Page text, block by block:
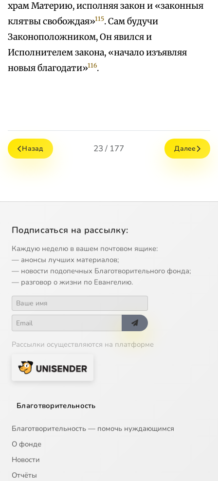
храм Материю, исполняя закон и «законныя
клятвы свобождая»115. Сам будучи
Законоположником, Он явился и
Исполнителем закона, «начало изъявляя
новыя благодати»116.
Назад 23 / 177 Далее
Подписаться на рассылку:
Каждую неделю в вашем почтовом ящике:
— анонсы лучших материалов;
— новости подопечных Благотворительного фонда;
— разговор о жизни по Евангелию.
Рассылки осуществляются на платформе
Благотворительность
Благотворительность — помочь нуждающимся
О фонде
Новости
Отчёты